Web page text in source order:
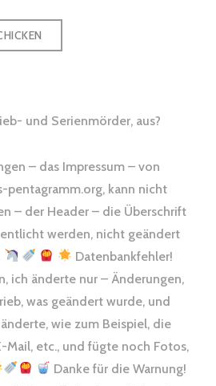
und Serienmörder, aus?
– das Impressum – von
pentagramm.org, kann nicht
– der Header – die Überschrift
werden, nicht geändert
Datenbankfehler!
ich änderte nur – Änderungen,
was geändert wurde, und
wie zum Beispiel, die
Mail, etc., und fügte noch Fotos,
Danke für die Warnung!